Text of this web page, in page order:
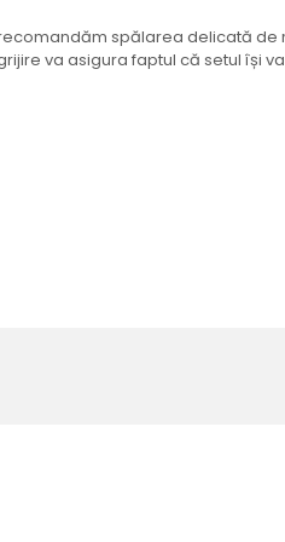
spălarea delicată
va asigura faptul că setul